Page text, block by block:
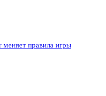
меняет правила игры